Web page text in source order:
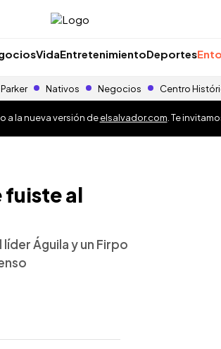
VidaEntretenimientoDeportes
Nativos Negocios Centro
a la nueva versión deelsalvador.com . Te
fuiste al
Águila y un Firpo